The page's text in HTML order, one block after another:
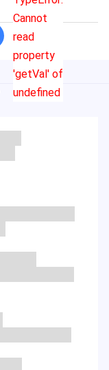
Cannot
read
property
'getVal' of
undefined